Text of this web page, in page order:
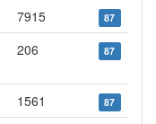
7915 87
206 87
1561 87